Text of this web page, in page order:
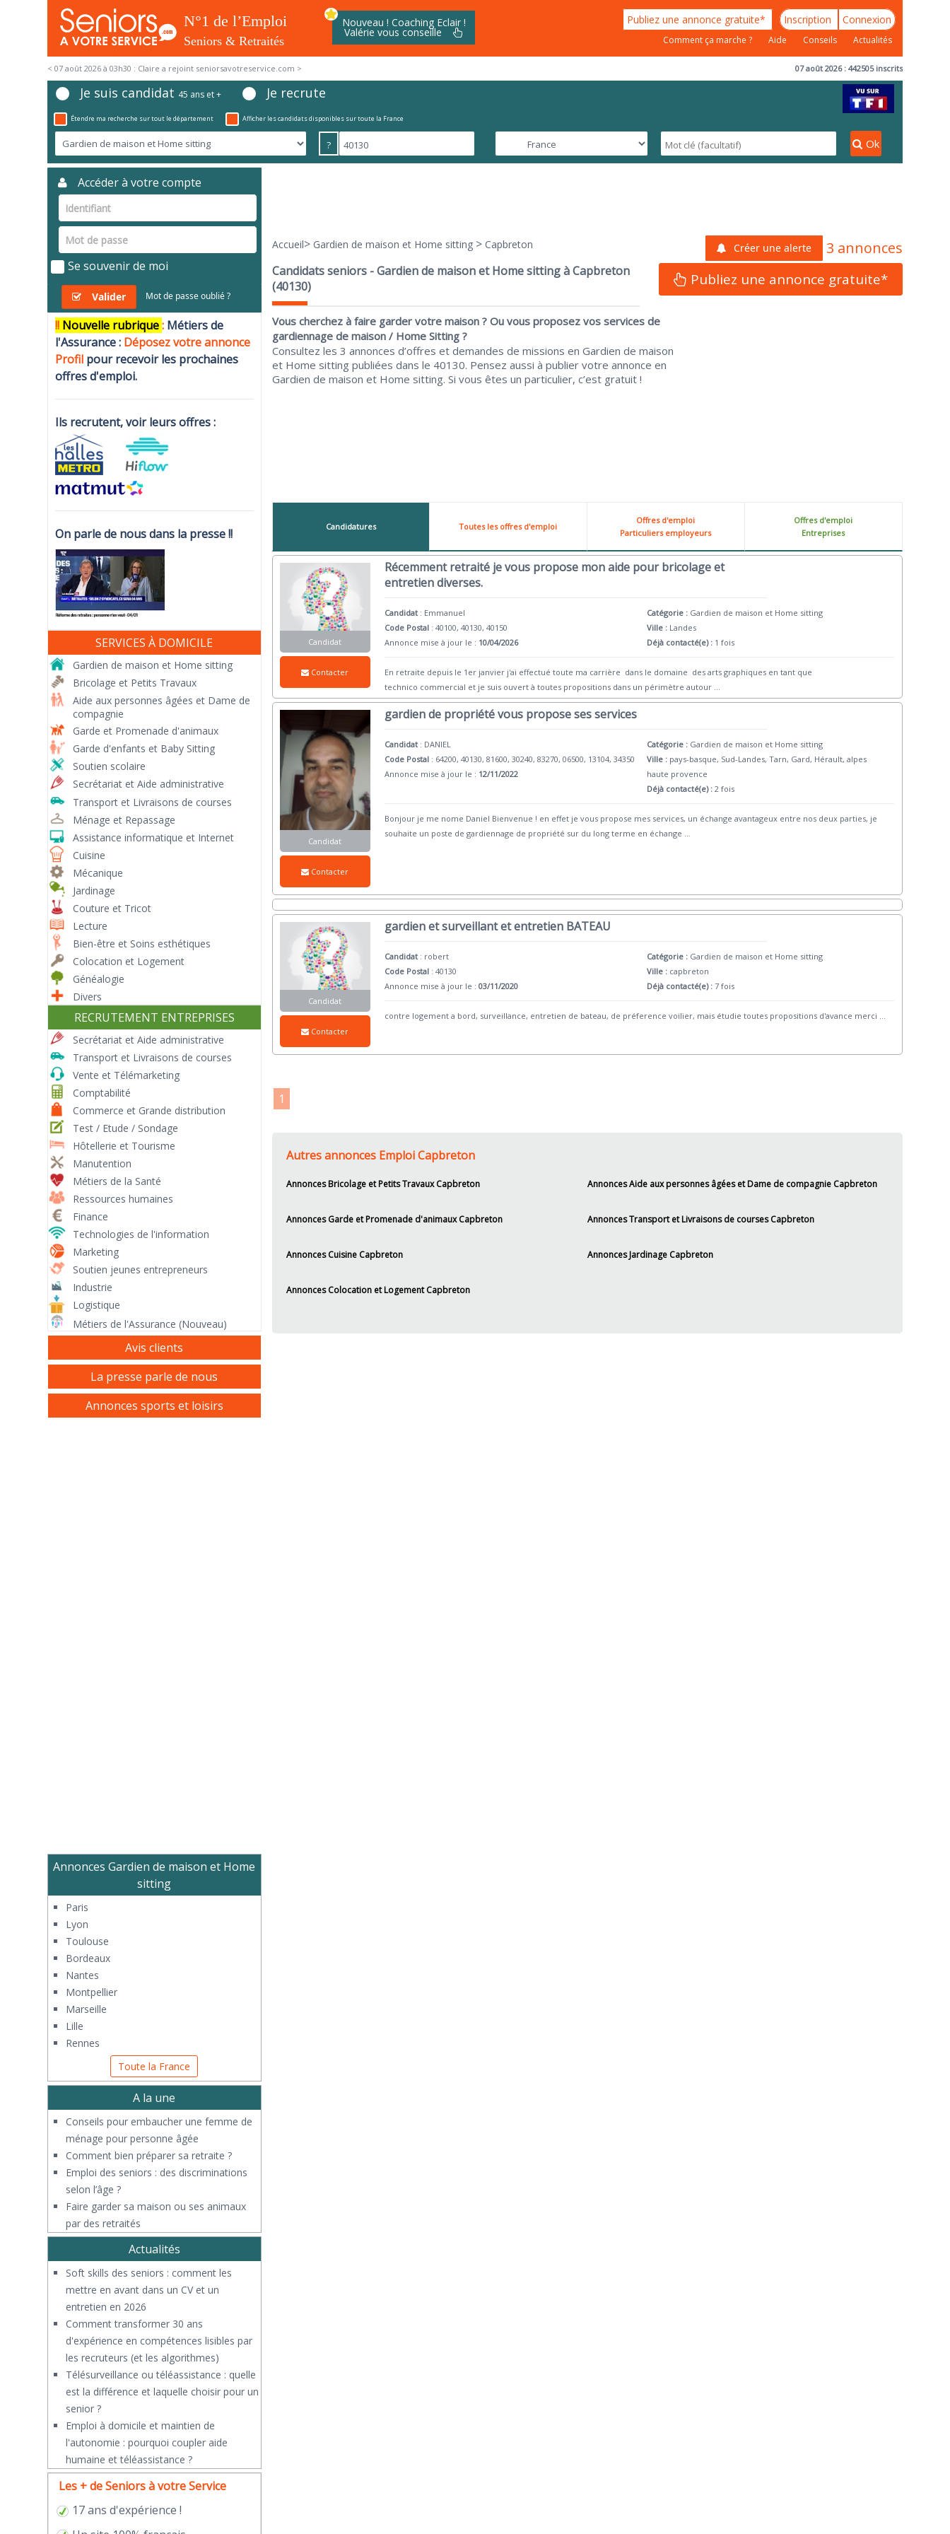
Nouveau ! Coaching Eclair !
Valérie vous conseille
Publiez une annonce gratuite* Inscription Connexion
Comment ça marche ? Aide Conseils Actualités
< 07 août 2026 à 03h25 : Idriss a rejoint seniorsavotreservice.com > 07 août 2026 : 442505 inscrits
Je suis candidat 45 ans et + Je recrute
Étendre ma recherche sur tout le département Afficher les candidats disponibles sur toute la France
? Ok
Accueil> Gardien de maison et Home sitting > Capbreton Créer une alerte 3 annonces
Candidats seniors - Gardien de maison et Home sitting à Capbreton
(40130)
Publiez une annonce gratuite*
Vous cherchez à faire garder votre maison ? Ou vous proposez vos services de
gardiennage de maison / Home Sitting ?
Consultez les 3 annonces d’offres et demandes de missions en Gardien de maison
et Home sitting publiées dans le 40130. Pensez aussi à publier votre annonce en
Gardien de maison et Home sitting. Si vous êtes un particulier, c’est gratuit !
Candidatures Toutes les offres d'emploi
Offres d'emploi
Particuliers employeurs
Offres d'emploi
Entreprises
Candidat
Contacter
Récemment retraité je vous propose mon aide pour bricolage et
entretien diverses.
Candidat : Emmanuel
Code Postal : 40100, 40130, 40150
Annonce mise à jour le : 10/04/2026
Catégorie : Gardien de maison et Home sitting
Ville : Landes
Déjà contacté(e) : 1 fois
En retraite depuis le 1er janvier j'ai effectué toute ma carrière dans le domaine des arts graphiques en tant que
technico commercial et je suis ouvert à toutes propositions dans un périmètre autour ...
Candidat
Contacter
gardien de propriété vous propose ses services
Candidat : DANIEL
Code Postal : 64200, 40130, 81600, 30240, 83270, 06500, 13104, 34350
Annonce mise à jour le : 12/11/2022
Catégorie : Gardien de maison et Home sitting
Ville : pays-basque, Sud-Landes, Tarn, Gard, Hérault, alpes
haute provence
Déjà contacté(e) : 2 fois
Bonjour je me nome Daniel Bienvenue ! en effet je vous propose mes services, un échange avantageux entre nos deux parties, je
souhaite un poste de gardiennage de propriété sur du long terme en échange ...
Candidat
Contacter
gardien et surveillant et entretien BATEAU
Candidat : robert
Code Postal : 40130
Annonce mise à jour le :03/11/2020
Catégorie : Gardien de maison et Home sitting
Ville : capbreton
Déjà contacté(e) : 7 fois
contre logement a bord, surveillance, entretien de bateau, de préference voilier, mais étudie toutes propositions d'avance merci
1
Autres annonces Emploi Capbreton
Annonces Bricolage et Petits Travaux Capbreton Annonces Aide aux personnes âgées et Dame de compagnie Capbreton
Annonces Garde et Promenade d'animaux Capbreton Annonces Transport et Livraisons de courses Capbreton
Annonces Cuisine Capbreton Annonces Jardinage Capbreton
Annonces Colocation et Logement Capbreton
Accéder à votre compte
Se souvenir de moi
Valider Mot de passe oublié ?
!! Nouvelle rubrique: Métiers de
l'Assurance : Déposez votre annonce
Profil pour recevoir les prochaines
offres d'emploi.
Ils recrutent, voir leurs offres :
On parle de nous dans la presse !!
SERVICES À DOMICILE
Gardien de maison et Home sitting
Bricolage et Petits Travaux
Aide aux personnes âgées et Dame de
compagnie
Garde et Promenade d'animaux
Garde d'enfants et Baby Sitting
Soutien scolaire
Secrétariat et Aide administrative
Transport et Livraisons de courses
Ménage et Repassage
Assistance informatique et Internet
Cuisine
Mécanique
Jardinage
Couture et Tricot
Lecture
Bien-être et Soins esthétiques
Colocation et Logement
Généalogie
Divers
RECRUTEMENT ENTREPRISES
Secrétariat et Aide administrative
Transport et Livraisons de courses
Vente et Télémarketing
Comptabilité
Commerce et Grande distribution
Test / Etude / Sondage
Hôtellerie et Tourisme
Manutention
Métiers de la Santé
Ressources humaines
Finance
Technologies de l'information
Marketing
Soutien jeunes entrepreneurs
Industrie
Logistique
Métiers de l'Assurance (Nouveau)
Avis clients
La presse parle de nous
Annonces sports et loisirs
Annonces Gardien de maison et Home
sitting
Paris
Lyon
Toulouse
Bordeaux
Nantes
Montpellier
Marseille
Lille
Rennes
Toute la France
A la une
Conseils pour embaucher une femme de
ménage pour personne âgée
Comment bien préparer sa retraite ?
Emploi des seniors : des discriminations
selon l’âge ?
Faire garder sa maison ou ses animaux
par des retraités
Actualités
Soft skills des seniors : comment les
mettre en avant dans un CV et un
entretien en 2026
Comment transformer 30 ans
d'expérience en compétences lisibles par
les recruteurs (et les algorithmes)
Télésurveillance ou téléassistance : quelle
est la différence et laquelle choisir pour un
senior ?
​Emploi à domicile et maintien de
l'autonomie : pourquoi coupler aide
humaine et téléassistance ?
Les + de Seniors à votre Service
17 ans d'expérience !